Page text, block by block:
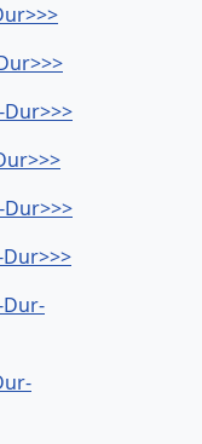
Dur>>>
Dur>>>
Dur-